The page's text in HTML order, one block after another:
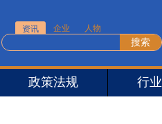
资讯 企业 人物
政策法规 行